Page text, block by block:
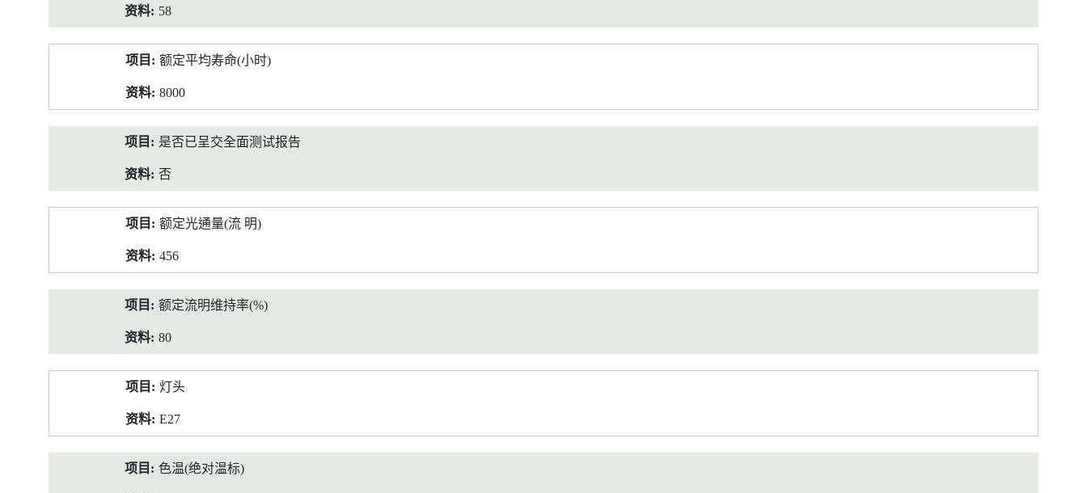
58
额定平均寿命(小时)
8000
是否已呈交全面测试报告
否
额定光通量(流 明)
456
额定流明维持率(%)
80
灯头
E27
色温(绝对温标)